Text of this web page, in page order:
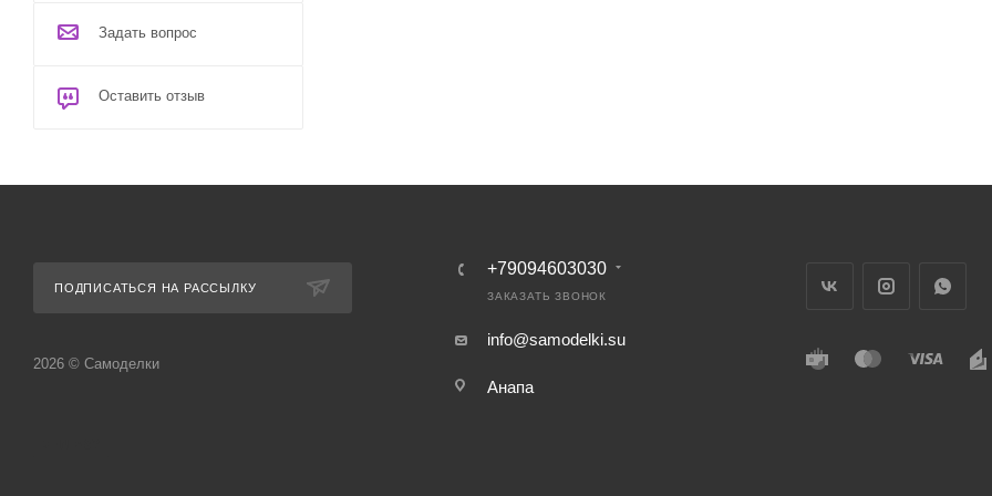
Задать вопрос
Оставить отзыв
ПОДПИСАТЬСЯ НА РАССЫЛКУ
2026 © Самоделки
+79094603030
ЗАКАЗАТЬ ЗВОНОК
info@samodelki.su
Анапа